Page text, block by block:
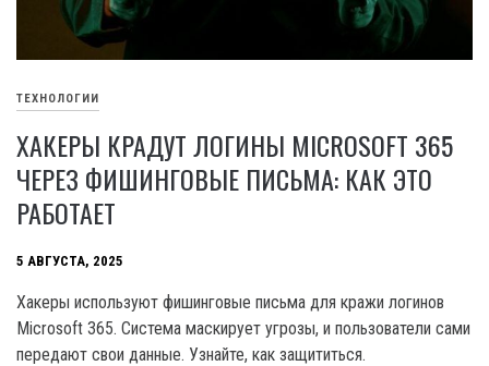
ТЕХНОЛОГИИ
ХАКЕРЫ КРАДУТ ЛОГИНЫ MICROSOFT 365
ЧЕРЕЗ ФИШИНГОВЫЕ ПИСЬМА: КАК ЭТО
РАБОТАЕТ
5 АВГУСТА, 2025
Хакеры используют фишинговые письма для кражи логинов
Microsoft 365. Система маскирует угрозы, и пользователи сами
передают свои данные. Узнайте, как защититься.